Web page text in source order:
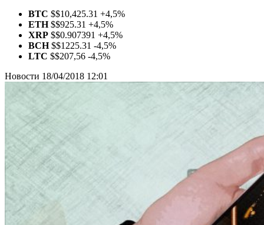
BTC $$10,425.31 +4,5%
ETH$$925.31 +4,5%
XRP $$0.907391 +4,5%
BCH$$1225.31 -4,5%
LTC $$207,56 -4,5%
Новости 18/04/2018 12:01